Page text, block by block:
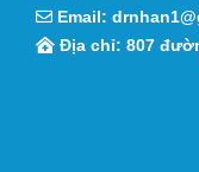
Email:
Địa chỉ: 807